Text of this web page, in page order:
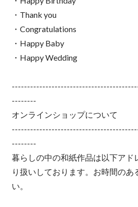
・Thank you
・Congratulations
・Happy Baby
・Happy Wedding
--------
オンラインショップについて
--------
暮らしの中の和紙作品は以下アド
り扱いしております。お時間のあ
い。